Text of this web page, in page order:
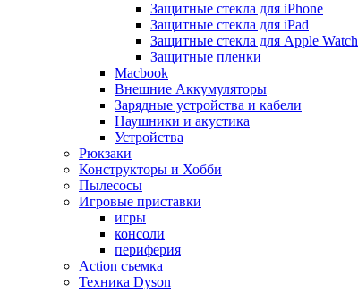
Защитные стекла для iPhone
Защитные стекла для iPad
Защитные стекла для Apple Watch
Защитные пленки
Macbook
Внешние Аккумуляторы
Зарядные устройства и кабели
Наушники и акустика
Устройства
Рюкзаки
Конструкторы и Хобби
Пылесосы
Игровые приставки
игры
консоли
периферия
Action съемка
Техника Dyson